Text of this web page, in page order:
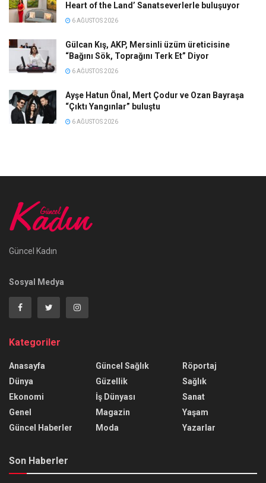
Heart of the Land’ Sanatseverlerle buluşuyor
6 AĞUSTOS 2026
Gülcan Kış, AKP, Mersinli üzüm üreticisine
“Bağını Sök, Toprağını Terk Et” Diyor
6 AĞUSTOS 2026
Ayşe Hatun Önal, Mert Çodur ve Ozan Bayraşa
“Çıktı Yangınlar” buluştu
6 AĞUSTOS 2026
Güncel Kadın
Sosyal Medya
Kategoriler
Anasayfa
Dünya
Ekonomi
Genel
Güncel Haberler
Güncel Sağlık
Güzellik
İş Dünyası
Magazin
Moda
Röportaj
Sağlık
Sanat
Yaşam
Yazarlar
Son Haberler